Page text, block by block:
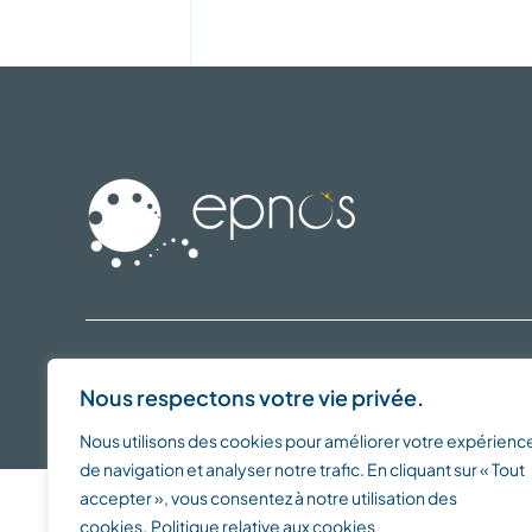
Nous respectons votre vie privée.
Nous utilisons des cookies pour améliorer votre
de navigation et analyser notre trafic. En cliquant sur « Tout
accepter », vous consentez à notre utilisation des
cookies. Politique relative aux cookies
© 2016 - 2026 •EPNOSest unService de PSASS• Tous droits